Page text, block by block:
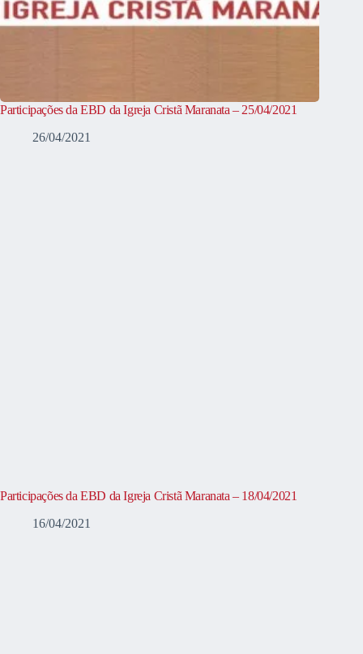
Participações da EBD da Igreja Cristã Maranata – 25/04/2021
26/04/2021
Participações da EBD da Igreja Cristã Maranata – 18/04/2021
16/04/2021